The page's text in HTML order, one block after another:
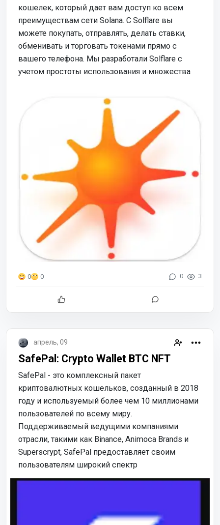
кошелек, который дает вам доступ ко всем
преимуществам сети Solana. С Solflare вы
можете покупать, отправлять, делать ставки,
обменивать и торговать токенами прямо с
вашего телефона. Мы разработали Solflare с
учетом простоты использования и множества
0 0 0 3
апрель, 09
SafePal: Crypto Wallet BTC NFT
SafePal - это комплексный пакет
криптовалютных кошельков, созданный в 2018
году и используемый более чем 10 миллионами
пользователей по всему миру.
Поддерживаемый ведущими компаниями
отрасли, такими как Binance, Animoca Brands и
Superscrypt, SafePal предоставляет своим
пользователям широкий спектр